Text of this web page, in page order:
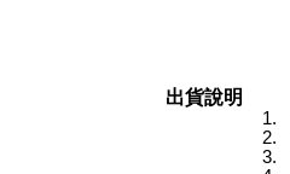
出貨說明